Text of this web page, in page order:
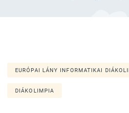
EURÓPAI LÁNY INFORMATIKAI
DIÁKOLIMPIA